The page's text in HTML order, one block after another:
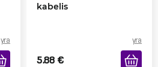
yra
kabelis
yra
5.88 €